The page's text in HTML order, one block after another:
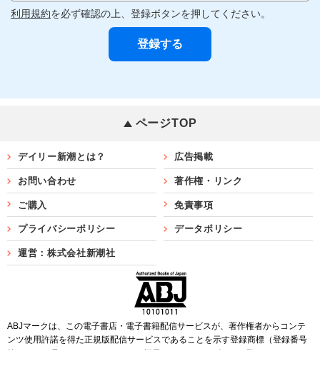
利用規約を必ず確認の上、登録ボタンを押してください。
ページTOP
デイリー新潮とは？ 広告掲載
お問い合わせ 著作権・リンク
ご購入 免責事項
プライバシーポリシー データポリシー
運営：株式会社新潮社
ABJマークは、この電子書店・電子書籍配信サービスが、著作権者からコンテ
ンツ使用許諾を得た正規版配信サービスであることを示す登録商標（登録番号